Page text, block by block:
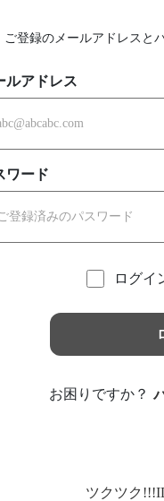
ご登録のメールアドレスと
ルアドレス
ワード
ログイ
お困りですか？
ツクツク